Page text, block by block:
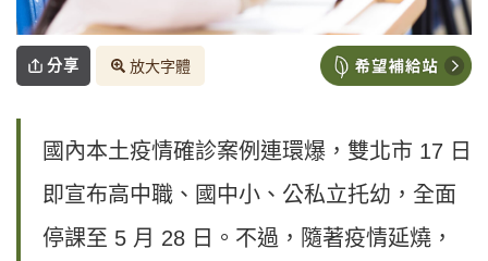
分享 放大字體
國內本土疫情確診案例連環爆，雙北市 17 日
即宣布高中職、國中小、公私立托幼，全面
停課至 5 月 28 日。不過，隨著疫情延燒，